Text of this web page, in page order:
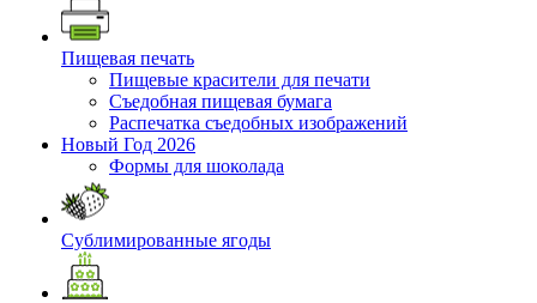
Пищевая печать
Пищевые красители для печати
Съедобная пищевая бумага
Распечатка съедобных изображений
Новый Год 2026
Формы для шоколада
Сублимированные ягоды